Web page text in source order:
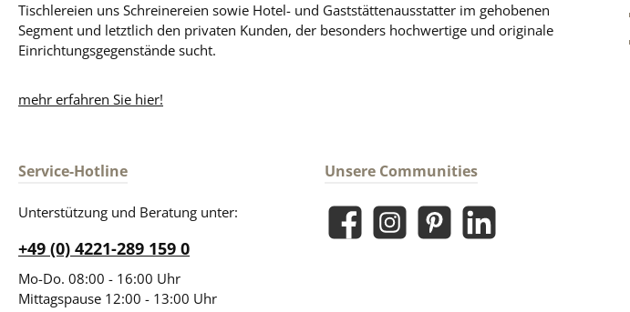
Tischlereien uns Schreinereien sowie Hotel- und Gaststättenausstatter im gehobenen
Segment und letztlich den privaten Kunden, der besonders hochwertige und originale
Einrichtungsgegenstände sucht.
mehr erfahren Sie hier!
Service-Hotline
Unterstützung und Beratung unter:
+49 (0) 4221-289 159 0
Mo-Do. 08:00 - 16:00 Uhr
Mittagspause 12:00 - 13:00 Uhr
Unsere Communities
FacebookInstagramPinterestLinkedIn